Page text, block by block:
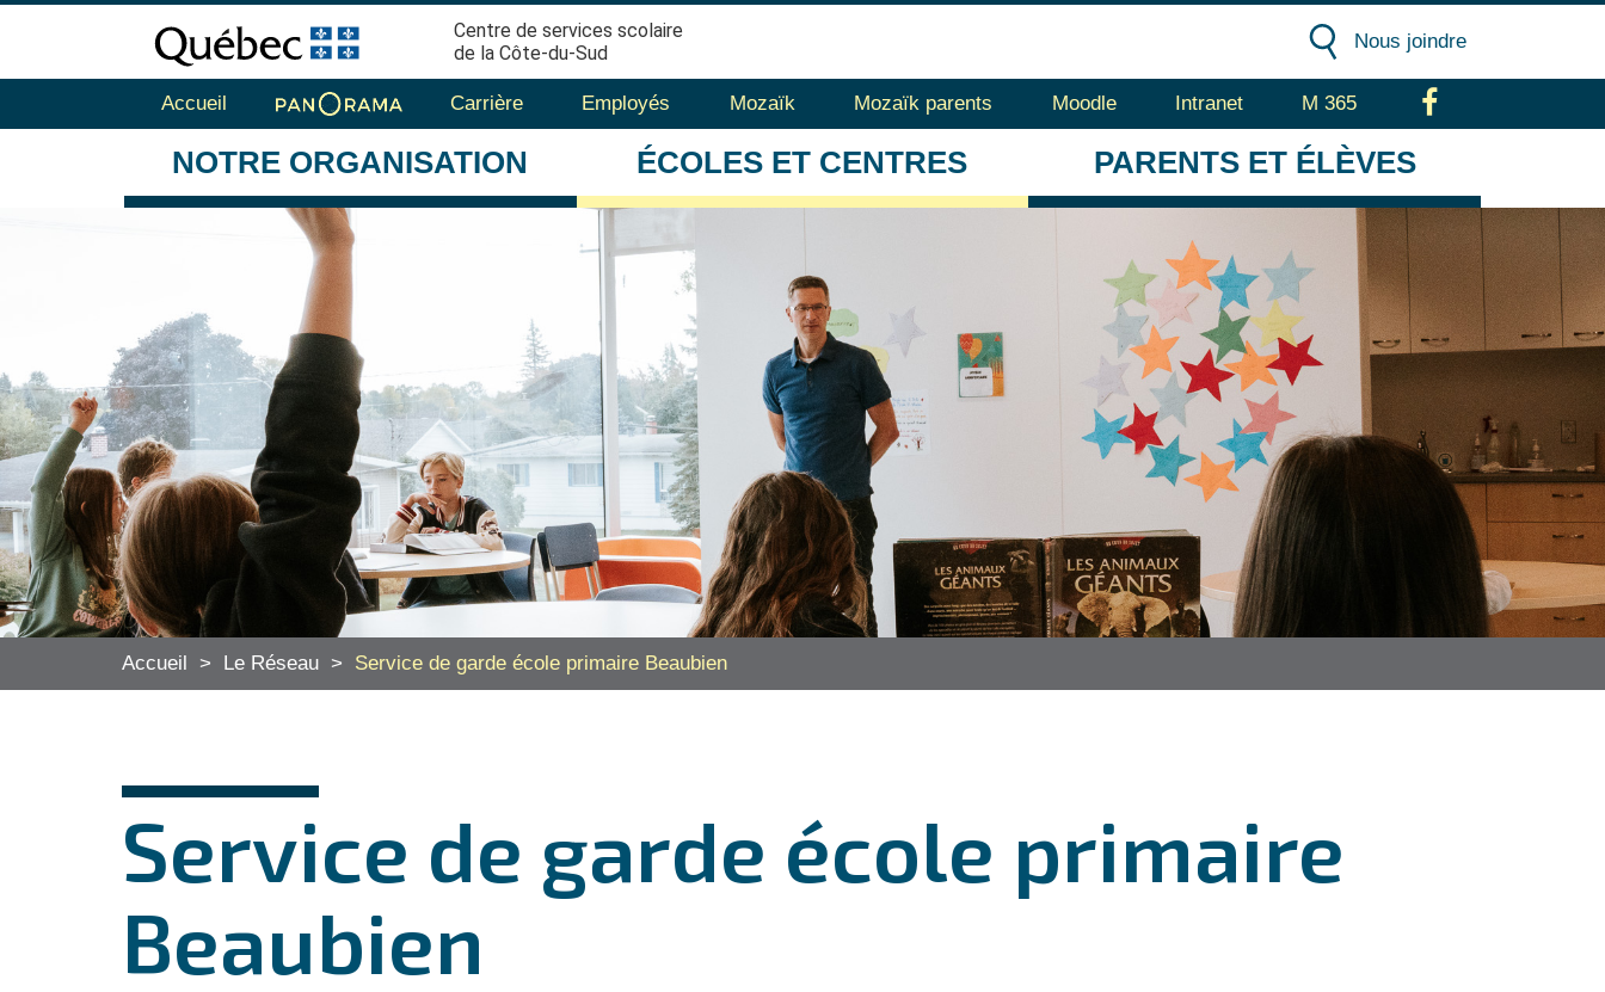
Centre de services scolaire
de la Côte-du-Sud
Nous joindre
Accueil Carrière Employés Mozaïk Mozaïk parents Moodle Intranet M 365
NOTRE ORGANISATION ÉCOLES ET CENTRES PARENTS ET ÉLÈVES
Accueil > Le Réseau > Service de garde école primaire Beaubien
Service de garde école primaire
Beaubien